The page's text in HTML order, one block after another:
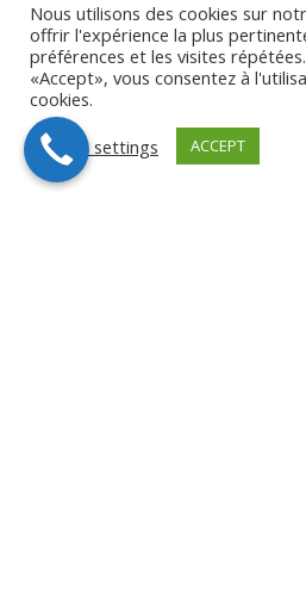
Nous utilisons des cookies sur
offrir l'expérience la plus
préférences et les visites
«Accept», vous consentez à
cookies.
Cookie settings
ACCEPT